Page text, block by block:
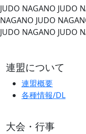
JUDO NAGANO JUDO
NAGANO JUDO
JUDO NAGANO JUDO
連盟について
連盟概要
各種情報/DL
大会・行事